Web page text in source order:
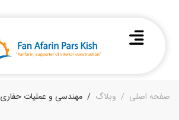
صفحه اصلی وبلاگ مهندسی و عملیات حفاری